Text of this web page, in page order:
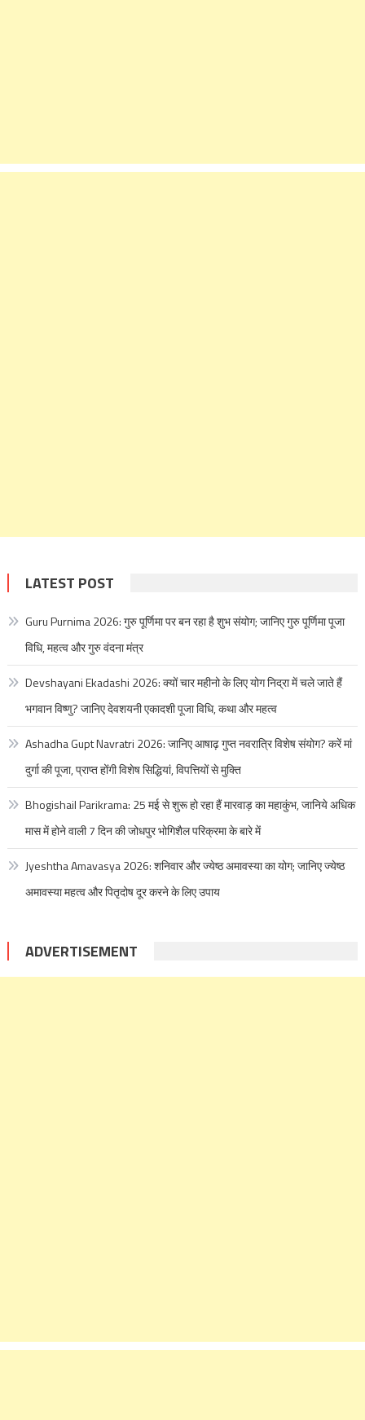
LATEST POST
Guru Purnima 2026: गुरु पूर्णिमा पर बन रहा है शुभ संयोग; जानिए गुरु पूर्णिमा पूजा
विधि, महत्व और गुरु वंदना मंत्र
Devshayani Ekadashi 2026: क्यों चार महीनो के लिए योग निद्रा में चले जाते हैं
भगवान विष्णु? जानिए देवशयनी एकादशी पूजा विधि, कथा और महत्व
Ashadha Gupt Navratri 2026: जानिए आषाढ़ गुप्त नवरात्रि विशेष संयोग? करें मां
दुर्गा की पूजा, प्राप्त होंगी विशेष सिद्धियां, विपत्तियों से मुक्ति
Bhogishail Parikrama: 25 मई से शुरू हो रहा हैं मारवाड़ का महाकुंभ, जानिये अधिक
मास में होने वाली 7 दिन की जोधपुर भोगिशैल परिक्रमा के बारे में
Jyeshtha Amavasya 2026: शनिवार और ज्येष्ठ अमावस्या का योग; जानिए ज्येष्ठ
अमावस्या महत्व और पितृदोष दूर करने के लिए उपाय
ADVERTISEMENT